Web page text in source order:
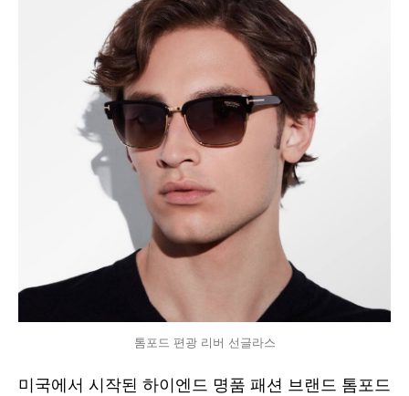
톰포드 편광 리버 선글라스
미국에서 시작된 하이엔드 명품 패션 브랜드 톰포드